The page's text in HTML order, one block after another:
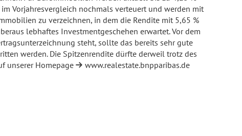
Vorjahresvergleich nochmals verteuert und werden mit
zu verzeichnen, in dem die Rendite mit 5,65 %
lebhaftes Investmentgeschehen erwartet. Vor dem
steht, sollte das bereits sehr gute
werden. Die Spitzenrendite dürfte derweil trotz des
unserer Homepage
www.realestate.bnpparibas.de